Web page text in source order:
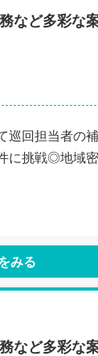
など多彩な
巡回担当者の
に挑戦◎地域
みる
など多彩な